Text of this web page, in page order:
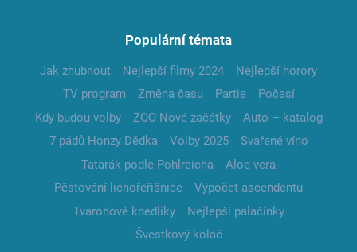
Populární témata
Jak zhubnout Nejlepší filmy 2024
Nejlepší horory
TV program
Změna času Partie
Počasí
Kdy budou volby
ZOO Nové začátky
Auto – katalog
7 pádů Honzy Dědka
Volby 2025
Svařené víno
Tatarák podle Pohlreicha
Aloe vera
Pěstování lichořeřišnice
Výpočet ascendentu
Tvarohové knedlíky
Nejlepší palačinky
Švestkový koláč